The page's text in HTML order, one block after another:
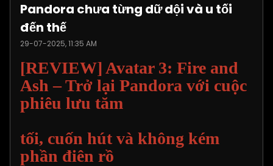
Pandora chưa từng dữ dội và u tối
đến thế
29-07-2025, 11:35 AM
[REVIEW] Avatar 3: Fire and
Ash – Trở lại Pandora với cuộc
phiêu lưu tăm
tối, cuốn hút và không kém
phần điên rồ